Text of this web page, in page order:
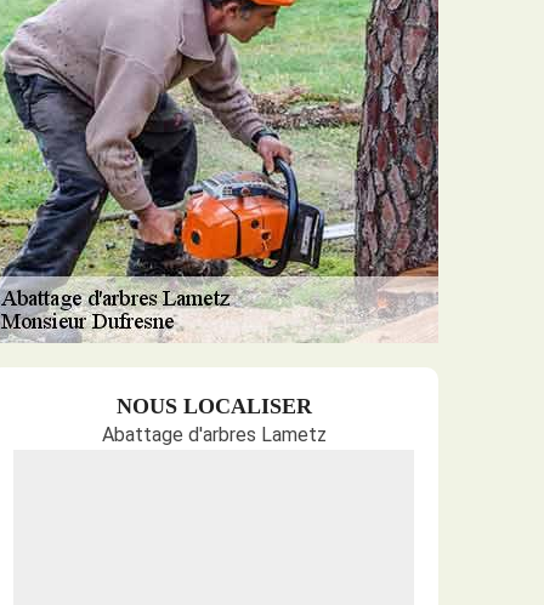
NOUS LOCALISER
Abattage d'arbres Lametz